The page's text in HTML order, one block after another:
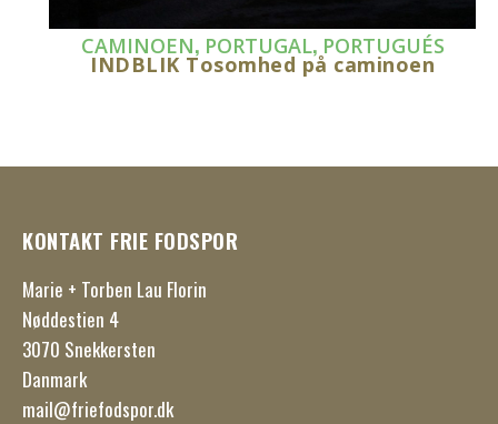
CAMINOEN, PORTUGAL, PORTUGUÉS
INDBLIK Tosomhed på caminoen
KONTAKT FRIE FODSPOR
Marie + Torben Lau Florin
Nøddestien 4
3070 Snekkersten
Danmark
mail@friefodspor.dk